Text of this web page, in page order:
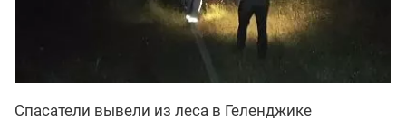
Спасатели вывели из леса в Геленджике